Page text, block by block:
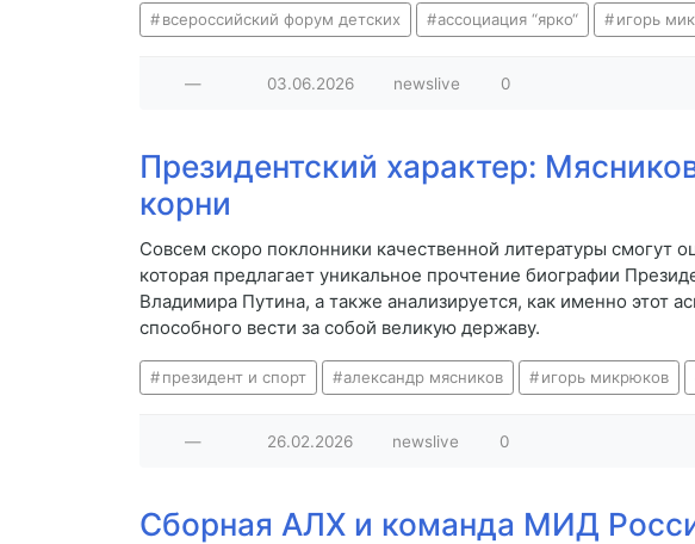
всероссийский форум детских ассоциация “ярко“ игорь
— 03.06.2026 newslive 0
Президентский характер:
корни
Совсем скоро поклонники качественной литературы
которая предлагает уникальное прочтение биографии
Владимира Путина, а также анализируется, как именно этот
способного вести за собой великую державу.
президент и спорт александр мясников игорь микрюков
— 26.02.2026 newslive 0
Сборная АЛХ и команда МИД